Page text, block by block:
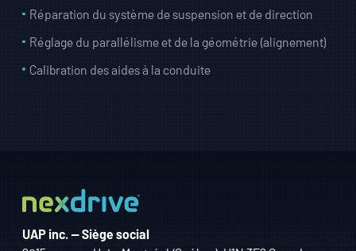
Réparation du système de suspension et de direction
Réglage du parallélisme et de la géométrie (alignement)
Calibration des aides à la conduite
UAP inc. — Siège social